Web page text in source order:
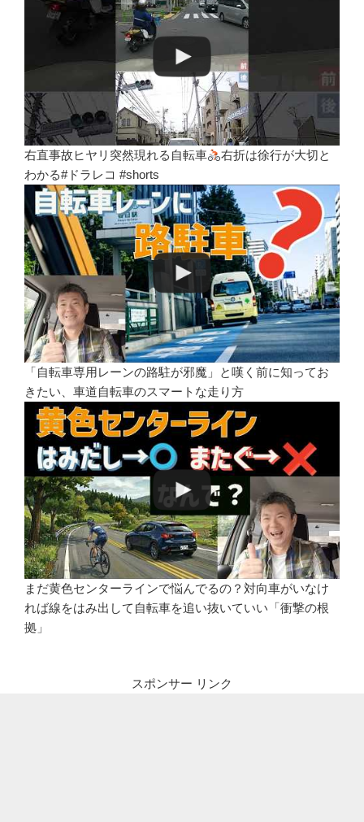
右直事故ヒヤリ突然現れる自転車
右折は徐行が大切と
わかる#ドラレコ #shorts
「自転車専用レーンの路駐が邪魔」と嘆く前に知ってお
きたい、車道自転車のスマートな走り方
まだ黄色センターラインで悩んでるの？対向車がいなけ
れば線をはみ出して自転車を追い抜いていい「衝撃の根
拠」
スポンサー リンク